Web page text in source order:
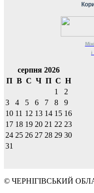
серпня 2026
П В С Ч П С Н
1
2
3
4 5 6 7 8
9
10 11 12 13 14 15 16
17 18 19 20 21 22 23
24 25 26 27 28 29 30
31
© ЧЕРНІГІВСЬКИЙ